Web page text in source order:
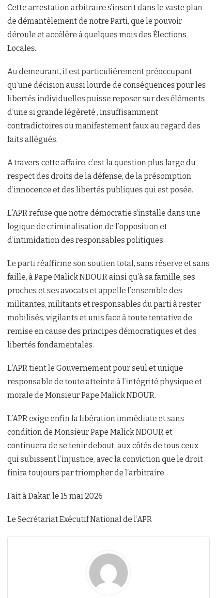
Cette arrestation arbitraire s’inscrit dans le vaste plan
de démantèlement de notre Parti, que le pouvoir
déroule et accélère à quelques mois des Élections
Locales.
Au demeurant, il est particulièrement préoccupant
qu’une décision aussi lourde de conséquences pour les
libertés individuelles puisse reposer sur des éléments
d’une si grande légèreté , insuffisamment
contradictoires ou manifestement faux au regard des
faits allégués.
A travers cette affaire, c’est la question plus large du
respect des droits de la défense, de la présomption
d’innocence et des libertés publiques qui est posée.
L’APR refuse que notre démocratie s’installe dans une
logique de criminalisation de l’opposition et
d’intimidation des responsables politiques.
Le parti réaffirme son soutien total, sans réserve et sans
faille, à Pape Malick NDOUR ainsi qu’à sa famille, ses
proches et ses avocats et appelle l’ensemble des
militantes, militants et responsables du parti à rester
mobilisés, vigilants et unis face à toute tentative de
remise en cause des principes démocratiques et des
libertés fondamentales.
L’APR tient le Gouvernement pour seul et unique
responsable de toute atteinte à l’intégrité physique et
morale de Monsieur Pape Malick NDOUR.
L’APR exige enfin la libération immédiate et sans
condition de Monsieur Pape Malick NDOUR et
continuera de se tenir debout, aux côtés de tous ceux
qui subissent l’injustice, avec la conviction que le droit
finira toujours par triompher de l’arbitraire.
Fait à Dakar, le 15 mai 2026
Le Secrétariat Exécutif National de l’APR